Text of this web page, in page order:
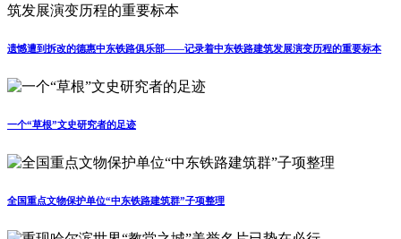
遗憾遭到拆改的德惠中东铁路俱乐部——记录着中东铁路建筑发展演变历程的重要标本
一个“草根”文史研究者的足迹
全国重点文物保护单位“中东铁路建筑群”子项整理